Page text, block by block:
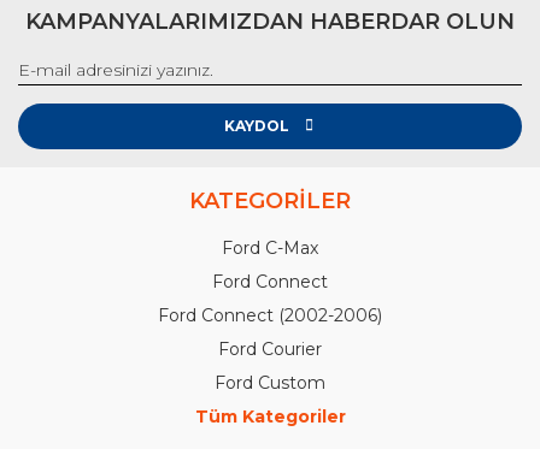
KAMPANYALARIMIZDAN HABERDAR OLUN
KAYDOL
KATEGORİLER
Ford C-Max
Ford Connect
Ford Connect (2002-2006)
Ford Courier
Ford Custom
Tüm Kategoriler